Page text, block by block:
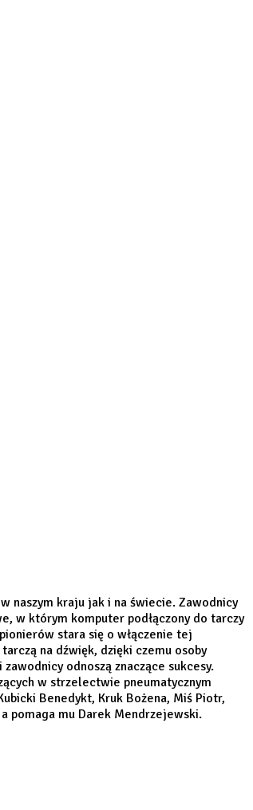
naszym kraju jak i na świecie. Zawodnicy
w którym komputer podłączony do tarczy
stara się o włączenie tej
na dźwięk, dzięki czemu osoby
odnoszą znaczące sukcesy.
w strzelectwie pneumatycznym
Benedykt, Kruk Bożena, Miś Piotr,
pomaga mu Darek Mendrzejewski.